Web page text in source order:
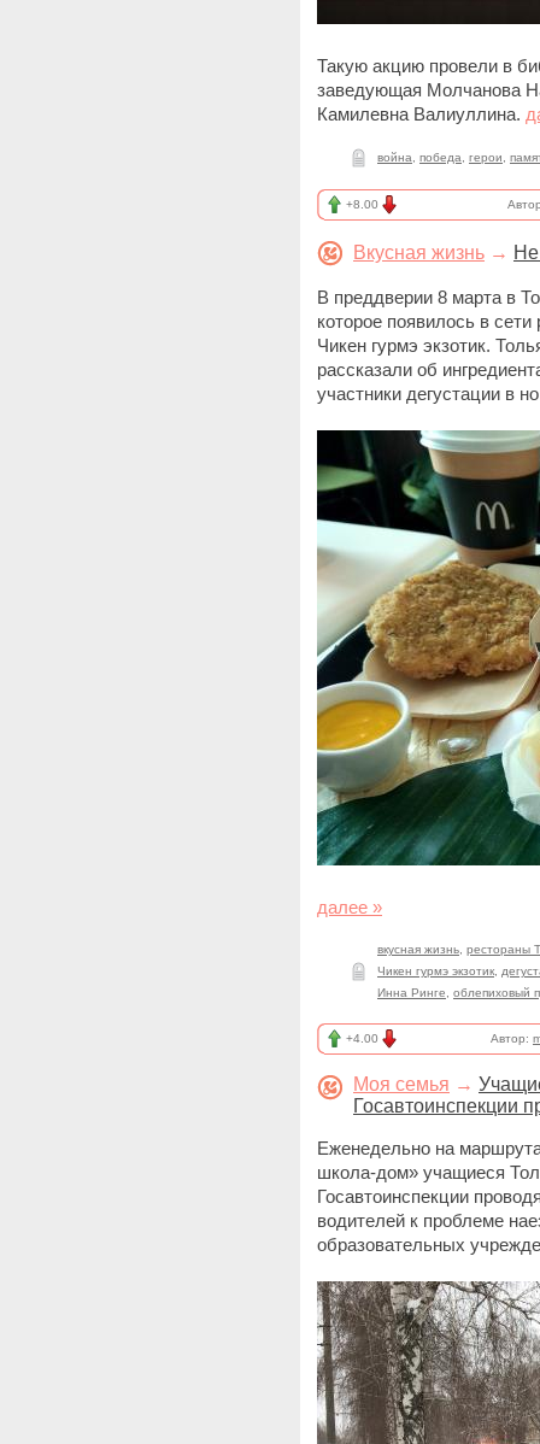
Такую акцию провели в
заведующая Молчанова
Камилевна Валиуллина.
война победа герои
+8.00
Вкусная жизнь →
В преддверии 8 марта в
которое появилось в
Чикен гурмэ экзотик.
рассказали об
участники дегустации в
далее »
вкусная жизнь рестораны
Чикен гурмэ экзотик
Инна Ринге
облепиховый
+4.00 Автор:
Моя семья →
Госавтоинспекции
Еженедельно на
школа-дом» учащиеся
Госавтоинспекции
водителей к проблеме
образовательных